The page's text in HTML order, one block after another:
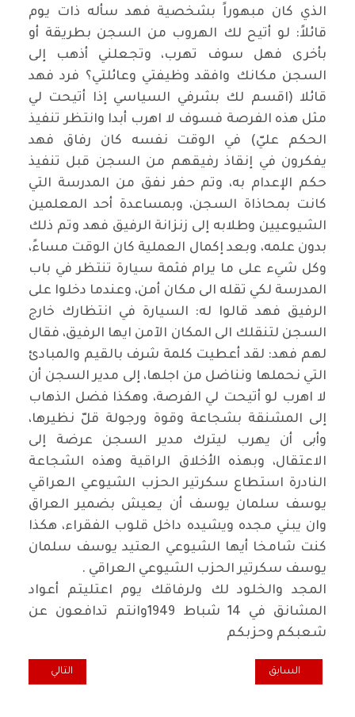
الذي كان مبهوراً بشخصية فهد سأله ذات يوم
قائلاً: لو أتيح لك الهروب من السجن بطريقة أو
بأخرى فهل سوف تهرب، وتجعلني أذهب إلى
السجن مكانك وافقد وظيفتي وعائلتي؟ فرد فهد
قائلا (اقسم لك بشرفي السياسي إذا أتيحت لي
مثل هذه الفرصة فسوف لا اهرب أبدا وانتظر تنفيذ
الحكم عليّ) في الوقت نفسه كان رفاق فهد
يفكرون في إنقاذ رفيقهم من السجن قبل تنفيذ
حكم الإعدام به، وتم حفر نفق من المدرسة التي
كانت بمحاذاة السجن، وبمساعدة أحد المعلمين
الشيوعيين وطلابه إلى زنزانة الرفيق فهد وتم ذلك
بدون علمه، وبعد إكمال العملية كان الوقت مساءً،
وكل شيء على ما يرام فثمة سيارة تنتظر في باب
المدرسة لكي تقله الى مكان أمن، وعندما دخلوا على
الرفيق فهد قالوا له: السيارة في انتظارك خارج
السجن لتنقلك الى المكان الآمن ايها الرفيق، فقال
لهم فهد: لقد أعطيت كلمة شرف بالقيم والمبادئ
التي نحملها ونناضل من اجلها، إلى مدير السجن أن
لا اهرب لو أتيحت لي الفرصة، وهكذا فضل الذهاب
إلى المشنقة بشجاعة وقوة ورجولة قلّ نظيرها،
وأبى أن يهرب ليترك مدير السجن عرضة إلى
الاعتقال، وبهذه الأخلاق الراقية وهذه الشجاعة
النادرة استطاع سكرتير الحزب الشيوعي العراقي
يوسف سلمان يوسف أن يعيش بضمير العراق
وان يبني مجده ويشيده داخل قلوب الفقراء، هكذا
كنت شامخا أيها الشيوعي العتيد يوسف سلمان
يوسف سكرتير الحزب الشيوعي العراقي .
المجد والخلود لك ولرفاقك يوم اعتليتم أعواد
المشانق في 14 شباط 1949وانتم تدافعون عن
شعبكم وحزبكم
المقال السابق: الشهيد كفاح كيشان.. إستشهاد مؤلم وقبر مجهول في
السابق المقال التالي:
التالي